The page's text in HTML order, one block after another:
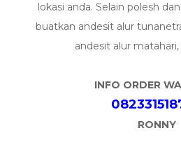
lokasi anda. Selain polesh
buatkan andesit alur
andesit alur
INFO ORDER
RONNY